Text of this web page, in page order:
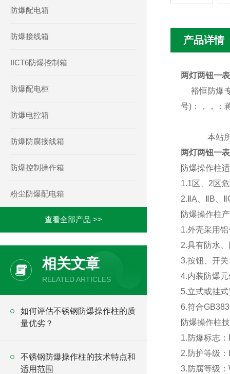
防爆配电箱
防爆接线箱
IICT6防爆控制箱
防爆配电柜
防爆电控箱
防爆防腐接线箱
防爆控制操作箱
粉尘防爆配电箱
查看全部产品 >>
相关文章
RELATED ARTICLES
如何评估不锈钢防爆操作柱的质
量优劣？
不锈钢防爆操作柱的技术特点和
适用范围
产品详情
两灯两钮一
裕恒防爆专
号)：，，：
本站
两灯两钮一
防爆操作柱
1.1区、2区
2.ⅡA、ⅡB、
防爆操作柱
1.外壳采用
2.具有防水
3.按钮、开
4.内装防爆
5.立式或挂
6.符合
防爆操作柱
1.防爆标志
2.防护等级
3.防腐等级